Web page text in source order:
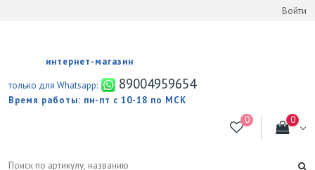
Войти
интернет-магазин
только для Whatsapp:
89004959654
Время работы: пн-пт с 10-18 по МСК